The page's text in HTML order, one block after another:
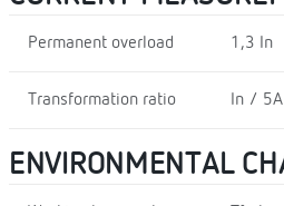
Permanent overload 1,3 In
Transformation ratio In / 5A
ENVIRONMENTAL